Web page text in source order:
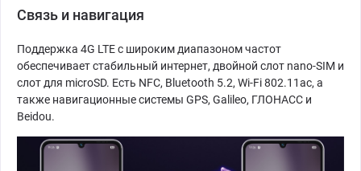
Связь и навигация
Поддержка 4G LTE с широким диапазоном частот
обеспечивает стабильный интернет, двойной слот nano-SIM и
слот для microSD. Есть NFC, Bluetooth 5.2, Wi-Fi 802.11ac, а
также навигационные системы GPS, Galileo, ГЛОНАСС и
Beidou.